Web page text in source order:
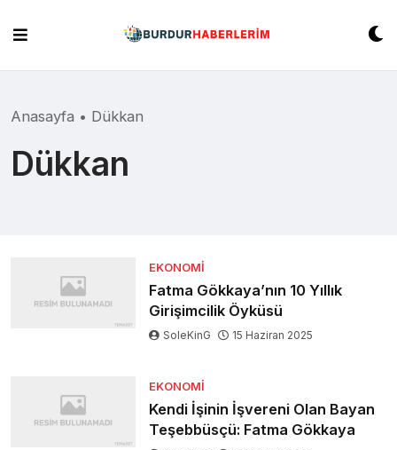
content
Anasayfa • Dükkan
Dükkan
EKONOMI
Fatma Gökkaya’nın 10 Yıllık
Girişimcilik Öyküsü
SoleKinG 15 Haziran 2025
EKONOMI
Kendi İşinin İşvereni Olan Bayan
Teşebbüsçü: Fatma Gökkaya